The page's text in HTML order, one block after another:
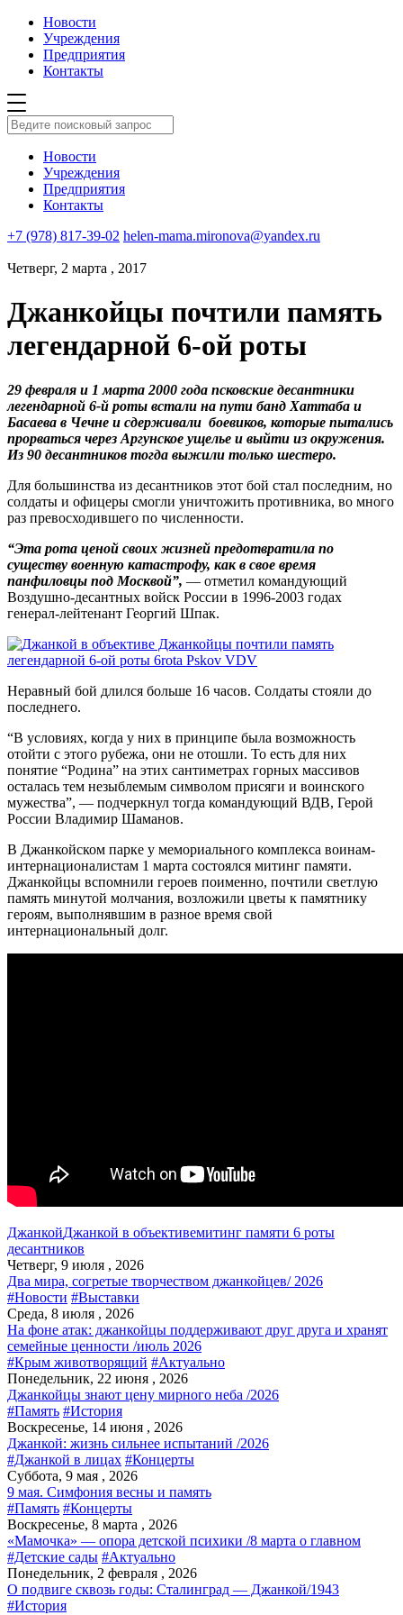
Новости
Учреждения
Предприятия
Контакты
Новости
Учреждения
Предприятия
Контакты
+7 (978) 817-39-02 helen-mama.mironova@yandex.ru
Четверг, 2 марта , 2017
Джанкойцы почтили память
легендарной 6-ой роты
29 февраля и 1 марта 2000 года псковские десантники
легендарной 6-й роты встали на пути банд Хаттаба и
Басаева в Чечне и сдерживали боевиков, которые пытались
прорваться через Аргунское ущелье и выйти из окружения.
Из 90 десантников тогда выжили только шестеро.
Для большинства из десантников этот бой стал последним, но
солдаты и офицеры смогли уничтожить противника, во много
раз превосходившего по численности.
“Эта рота ценой своих жизней предотвратила по
существу военную катастрофу, как в свое время
панфиловцы под Москвой”, — отметил командующий
Воздушно-десантных войск России в 1996-2003 годах
генерал-лейтенант Георгий Шпак.
Неравный бой длился больше 16 часов. Солдаты стояли до
последнего.
“В условиях, когда у них в принципе была возможность
отойти с этого рубежа, они не отошли. То есть для них
понятие “Родина” на этих сантиметрах горных массивов
осталась тем незыблемым символом присяги и воинского
мужества”, — подчеркнул тогда командующий ВДВ, Герой
России Владимир Шаманов.
В Джанкойском парке у мемориального комплекса воинам-
интернационалистам 1 марта состоялся митинг памяти.
Джанкойцы вспомнили героев поименно, почтили светлую
память минутой молчания, возложили цветы к памятнику
героям, выполнявшим в разное время свой
интернациональный долг.
ДжанкойДжанкой в объективемитинг памяти 6 роты
десантников
Четверг, 9 июля , 2026
Два мира, согретые творчеством джанкойцев/ 2026
#Новости #Выставки
Среда, 8 июля , 2026
На фоне атак: джанкойцы поддерживают друг друга и хранят
семейные ценности /июль 2026
#Крым животворящий #Актуально
Понедельник, 22 июня , 2026
Джанкойцы знают цену мирного неба /2026
#Память #История
Воскресенье, 14 июня , 2026
Джанкой: жизнь сильнее испытаний /2026
#Джанкой в лицах #Концерты
Суббота, 9 мая , 2026
9 мая. Симфония весны и память
#Память #Концерты
Воскресенье, 8 марта , 2026
«Мамочка» — опора детской психики /8 марта о главном
#Детские сады #Актуально
Понедельник, 2 февраля , 2026
О подвиге сквозь годы: Сталинград — Джанкой/1943
#История